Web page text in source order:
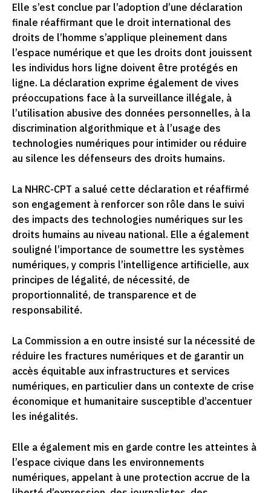
Elle s’est conclue par l’adoption d’une déclaration
finale réaffirmant que le droit international des
droits de l’homme s’applique pleinement dans
l’espace numérique et que les droits dont jouissent
les individus hors ligne doivent être protégés en
ligne. La déclaration exprime également de vives
préoccupations face à la surveillance illégale, à
l’utilisation abusive des données personnelles, à la
discrimination algorithmique et à l’usage des
technologies numériques pour intimider ou réduire
au silence les défenseurs des droits humains.
La NHRC-CPT a salué cette déclaration et réaffirmé
son engagement à renforcer son rôle dans le suivi
des impacts des technologies numériques sur les
droits humains au niveau national. Elle a également
souligné l’importance de soumettre les systèmes
numériques, y compris l’intelligence artificielle, aux
principes de légalité, de nécessité, de
proportionnalité, de transparence et de
responsabilité.
La Commission a en outre insisté sur la nécessité de
réduire les fractures numériques et de garantir un
accès équitable aux infrastructures et services
numériques, en particulier dans un contexte de crise
économique et humanitaire susceptible d’accentuer
les inégalités.
Elle a également mis en garde contre les atteintes à
l’espace civique dans les environnements
numériques, appelant à une protection accrue de la